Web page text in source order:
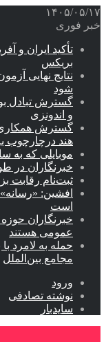
۱۴۰۵/۰۵/۱۷
خبر فوری
تأکید ایران و
بریکس
شود
گسترش تبادل
و اندونزی
گسترش
هند درچارچوب
موبایلی که به
خبرنگاران در
ثبت‌نام رقابت بزرگ
افشین: «رسانه»
است
خبرنگاران
عمومی هستند
حمله به لامرد
مجامع بین‌الملل
ورود
نوشته تصادفی
سایدبار